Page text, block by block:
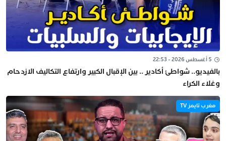
5 أغسطس 2026 - 22:53
بالفيديو.. شواطئ أكادير .. بين الإقبال الكبير وارتفاع التكاليف الازدحام
وغلاء الكراء
مغرب تايمز TV